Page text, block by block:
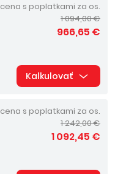
cena s poplatkami za os.
1 094,00 €
966,65 €
Kalkulovať
cena s poplatkami za os.
1 242,00 €
1 092,45 €